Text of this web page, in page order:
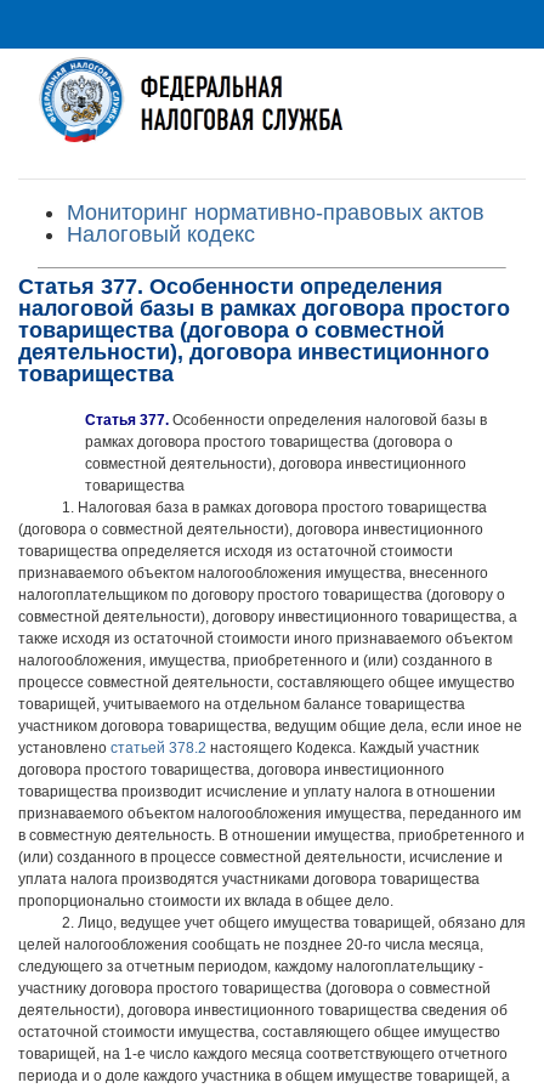
Мониторинг нормативно-правовых актов
Налоговый кодекс
Статья 377. Особенности определения
налоговой базы в рамках договора простого
товарищества (договора о совместной
деятельности), договора инвестиционного
товарищества
Статья 377. Особенности определения налоговой базы в
рамках договора простого товарищества (договора о
совместной деятельности), договора инвестиционного
товарищества
1. Налоговая база в рамках договора простого товарищества
(договора о совместной деятельности), договора инвестиционного
товарищества определяется исходя из остаточной стоимости
признаваемого объектом налогообложения имущества, внесенного
налогоплательщиком по договору простого товарищества (договору о
совместной деятельности), договору инвестиционного товарищества, а
также исходя из остаточной стоимости иного признаваемого объектом
налогообложения, имущества, приобретенного и (или) созданного в
процессе совместной деятельности, составляющего общее имущество
товарищей, учитываемого на отдельном балансе товарищества
участником договора товарищества, ведущим общие дела, если иное не
установлено статьей 378.2 настоящего Кодекса. Каждый участник
договора простого товарищества, договора инвестиционного
товарищества производит исчисление и уплату налога в отношении
признаваемого объектом налогообложения имущества, переданного им
в совместную деятельность. В отношении имущества, приобретенного и
(или) созданного в процессе совместной деятельности, исчисление и
уплата налога производятся участниками договора товарищества
пропорционально стоимости их вклада в общее дело.
2. Лицо, ведущее учет общего имущества товарищей, обязано для
целей налогообложения сообщать не позднее 20-го числа месяца,
следующего за отчетным периодом, каждому налогоплательщику -
участнику договора простого товарищества (договора о совместной
деятельности), договора инвестиционного товарищества сведения об
остаточной стоимости имущества, составляющего общее имущество
товарищей, на 1-е число каждого месяца соответствующего отчетного
периода и о доле каждого участника в общем имуществе товарищей, а